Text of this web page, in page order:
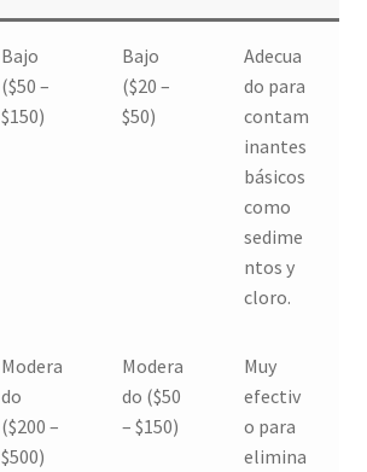
Bajo
($50 –
$150)
Bajo
($20 –
$50)
Adecua
do para
contam
inantes
básicos
como
sedime
ntos y
cloro.
Modera
do
($200 –
$500)
Modera
do ($50
– $150)
Muy
efectiv
o para
elimina